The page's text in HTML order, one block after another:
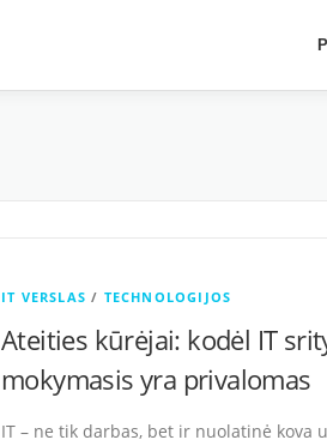
IT VERSLAS / TECHNOLOGIJOS
Ateities kūrėjai: kodėl IT
mokymasis yra privalomas
IT – ne tik darbas, bet ir nuolatinė kova